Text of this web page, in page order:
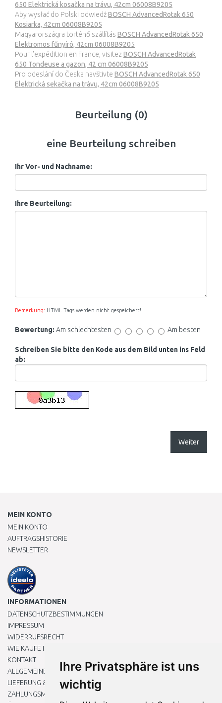
Ihre Privatsphäre ist uns
wichtig
650 Elektrická kosačka na trávu, 42cm 06008B9205
Aby wysłać do Polski odwiedźBOSCH AdvancedRotak 650
Kosiarka, 42cm 06008B9205
Magyarországra történő szállítás BOSCH AdvancedRotak 650
Elektromos fűnyíró, 42cm 06008B9205
Pour l’expédition en France, visitez BOSCH AdvancedRotak
650 Tondeuse a gazon, 42 cm 06008B9205
Pro odeslání do Česka navštivte BOSCH AdvancedRotak 650
Elektrická sekačka na trávu, 42cm 06008B9205
Beurteilung (0)
eine Beurteilung schreiben
Ihr Vor- und Nachname:
Ihre Beurteilung:
Bemerkung: HTML Tags werden nicht gespeichert!
Bewertung: Am schlechtesten Am besten
Schreiben Sie bitte den Kode aus dem Bild unten ins Feld
ab:
Weiter
MEIN KONTO
MEIN KONTO
AUFTRAGSHISTORIE
NEWSLETTER
INFORMATIONEN
DATENSCHUTZBESTIMMUNGEN
IMPRESSUM
WIDERRUFSRECHT
WIE KAUFE ICH EIN?
KONTAKT
ALLGEMEINEN GESCHÄFTSBEDINGUNGEN
LIEFERUNG & ZAHLUNG
ZAHLUNGSMETHODEN